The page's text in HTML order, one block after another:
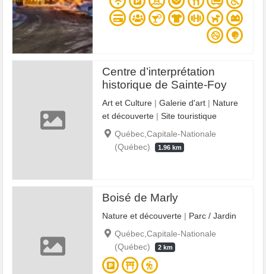
Centre d’interprétation
historique de Sainte-Foy
Art et Culture |Galerie d'art | Nature
et découverte |Site touristique
Québec,Capitale-Nationale
(Québec)
1.96 km
Boisé de Marly
Nature et découverte | Parc / Jardin
Québec,Capitale-Nationale
(Québec)
2 km